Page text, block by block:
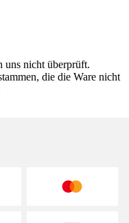
uns nicht überprüft.
die die Ware nicht